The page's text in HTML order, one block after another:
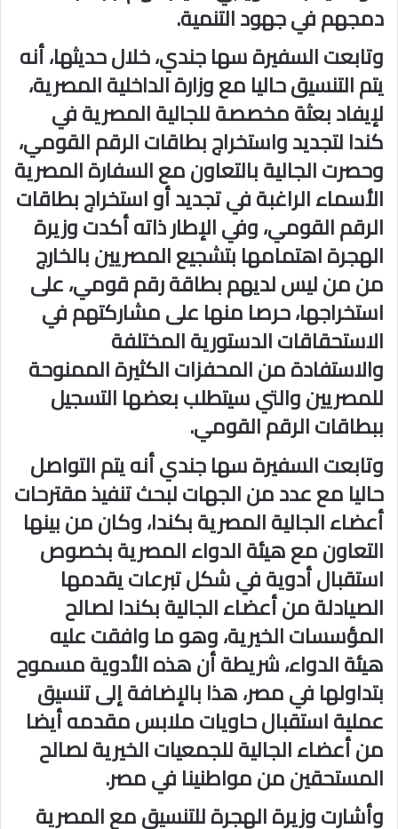
دمجهم في جهود التنمية.
وتابعت السفيرة سها جندي، خلال حديثها، أنه
يتم التنسيق حاليا مع وزارة الداخلية المصرية،
لإيفاد بعثة مخصصة للجالية المصرية في
كندا لتجديد واستخراج بطاقات الرقم القومي،
وحصرت الجالية بالتعاون مع السفارة المصرية
الأسماء الراغبة في تجديد أو استخراج بطاقات
الرقم القومي، وفي الإطار ذاته أكدت وزيرة
الهجرة اهتمامها بتشجيع المصريين بالخارج
من من ليس لديهم بطاقة رقم قومي، على
استخراجها، حرصا منها على مشاركتهم في
الاستحقاقات الدستورية المختلفة
والاستفادة من المحفزات الكثيرة الممنوحة
للمصريين والتي سيتطلب بعضها التسجيل
ببطاقات الرقم القومي.
وتابعت السفيرة سها جندي أنه يتم التواصل
حاليا مع عدد من الجهات لبحث تنفيذ مقترحات
أعضاء الجالية المصرية بكندا، وكان من بينها
التعاون مع هيئة الدواء المصرية بخصوص
استقبال أدوية في شكل تبرعات يقدمها
الصيادلة من أعضاء الجالية بكندا لصالح
المؤسسات الخيرية، وهو ما وافقت عليه
هيئة الدواء، شريطة أن هذه الأدوية مسموح
بتداولها في مصر، هذا بالإضافة إلى تنسيق
عملية استقبال حاويات ملابس مقدمه أيضا
من أعضاء الجالية للجمعيات الخيرية لصالح
المستحقين من مواطنينا في مصر.
وأشارت وزيرة الهجرة للتنسيق مع المصرية